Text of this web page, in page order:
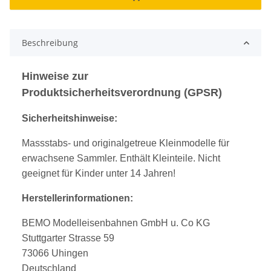
Beschreibung
Hinweise zur
Produktsicherheitsverordnung (GPSR)
Sicherheitshinweise:
Massstabs- und originalgetreue Kleinmodelle für
erwachsene Sammler. Enthält Kleinteile. Nicht
geeignet für Kinder unter 14 Jahren!
Herstellerinformationen:
BEMO Modelleisenbahnen GmbH u. Co KG
Stuttgarter Strasse 59
73066 Uhingen
Deutschland